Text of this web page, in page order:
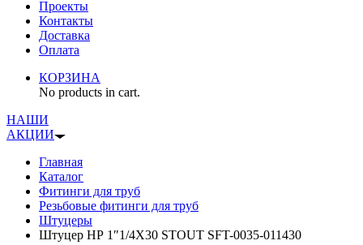
Проекты
Контакты
Доставка
Оплата
КОРЗИНА
No products in cart.
НАШИ
АКЦИИ
Главная
Каталог
Фитинги для труб
Резьбовые фитинги для труб
Штуцеры
Штуцер НР 1″1/4X30 STOUT SFT-0035-011430